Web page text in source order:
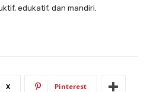
edukatif, dan mandiri.
X Pinterest